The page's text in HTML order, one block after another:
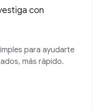
con
para ayudarte
más rápido.